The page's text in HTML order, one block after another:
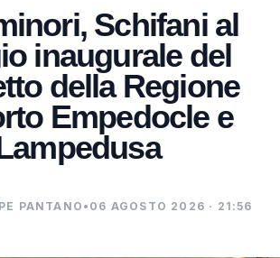
Schifani al
inaugurale del
della Regione
Empedocle e
PANTANO • 06 AGOSTO 2026 · 21:56